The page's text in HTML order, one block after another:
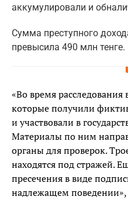
аккумулировали и
Сумма преступного
превысила 490 млн тенге.
«Во время
которые получили
и участвовали в
Материалы по ним
органы для проверок.
находятся под стражей.
пресечения в виде
надлежащем поведении»,